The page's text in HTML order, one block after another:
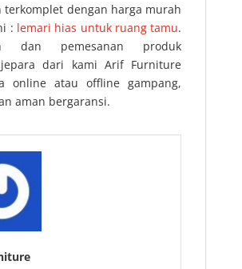
terkomplet dengan harga murah
: lemari hias untuk ruang tamu.
dan pemesanan produk
dari kami Arif Furniture
online atau offline gampang,
aman bergaransi.